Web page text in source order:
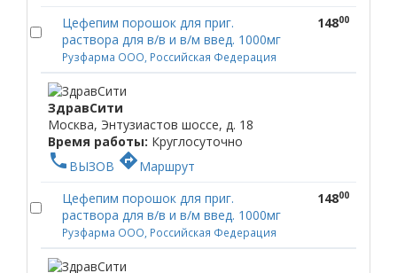
Цефепим порошок для приг.
раствора для в/в и в/м введ. 1000мг
Рузфарма ООО, Российская Федерация
14800
ЗдравСити
Москва, Энтузиастов шоссе, д. 18
Время работы: Круглосуточно
phone ВЫЗОВ directionsМаршрут
Цефепим порошок для приг.
раствора для в/в и в/м введ. 1000мг
Рузфарма ООО, Российская Федерация
14800